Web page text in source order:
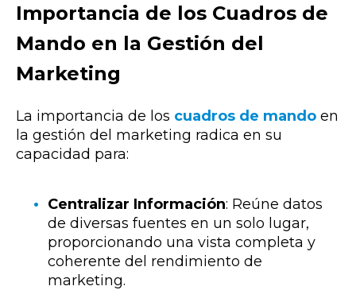
Importancia de los Cuadros de
Mando en la Gestión del
Marketing
La importancia de los cuadros de mando en
la gestión del marketing radica en su
capacidad para:
Centralizar Información: Reúne datos
de diversas fuentes en un solo lugar,
proporcionando una vista completa y
coherente del rendimiento de
marketing.